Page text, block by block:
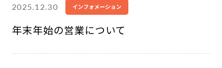
2025.12.30 インフォメーション
年末年始の営業について